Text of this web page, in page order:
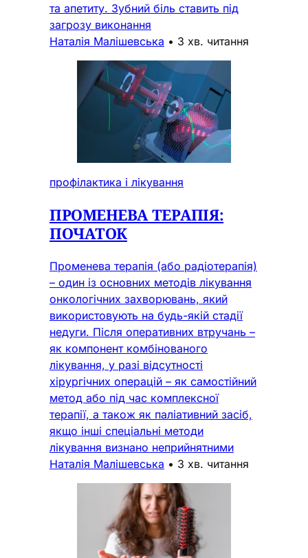
та апетиту. Зубний біль ставить під
загрозу виконання
Наталія Малішевська • 3 хв. читання
профілактика і лікування
ПРОМЕНЕВА ТЕРАПІЯ:
ПОЧАТОК
Променева терапія (або радіотерапія)
– один із основних методів лікування
онкологічних захворювань, який
використовують на будь-якій стадії
недуги. Після оперативних втручань –
як компонент комбінованого
лікування, у разі відсутності
хірургічних операцій – як самостійний
метод або під час комплексної
терапії, а також як паліативний засіб,
якщо інші спеціальні методи
лікування визнано неприйнятними
Наталія Малішевська • 3 хв. читання